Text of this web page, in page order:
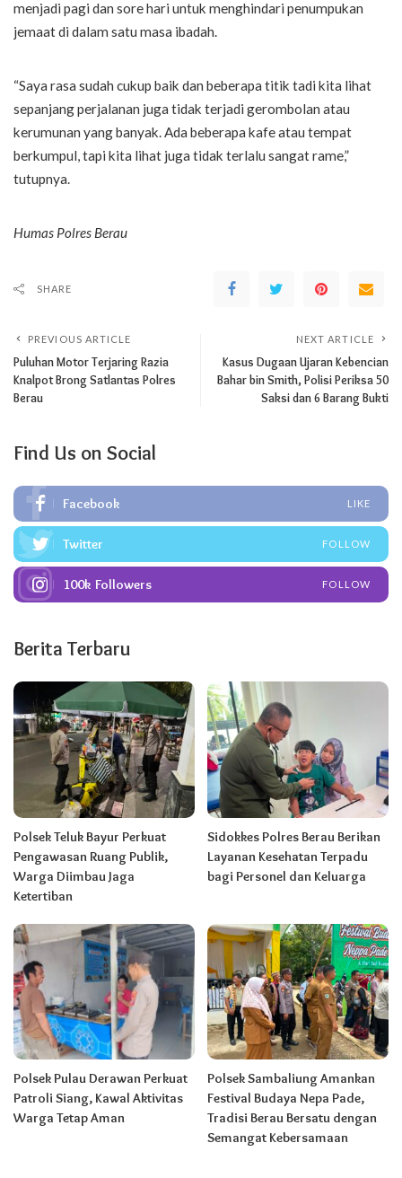
menjadi pagi dan sore hari untuk menghindari penumpukan
jemaat di dalam satu masa ibadah.
“Saya rasa sudah cukup baik dan beberapa titik tadi kita lihat
sepanjang perjalanan juga tidak terjadi gerombolan atau
kerumunan yang banyak. Ada beberapa kafe atau tempat
berkumpul, tapi kita lihat juga tidak terlalu sangat rame,”
tutupnya.
Humas Polres Berau
SHARE
PREVIOUS ARTICLE
Puluhan Motor Terjaring Razia
Knalpot Brong Satlantas Polres
Berau
NEXT ARTICLE
Kasus Dugaan Ujaran Kebencian
Bahar bin Smith, Polisi Periksa 50
Saksi dan 6 Barang Bukti
Find Us on Social
Facebook LIKE
Twitter FOLLOW
100k Followers FOLLOW
Berita Terbaru
Polsek Teluk Bayur Perkuat
Pengawasan Ruang Publik,
Warga Diimbau Jaga
Ketertiban
Sidokkes Polres Berau Berikan
Layanan Kesehatan Terpadu
bagi Personel dan Keluarga
Polsek Pulau Derawan Perkuat
Patroli Siang, Kawal Aktivitas
Warga Tetap Aman
Polsek Sambaliung Amankan
Festival Budaya Nepa Pade,
Tradisi Berau Bersatu dengan
Semangat Kebersamaan